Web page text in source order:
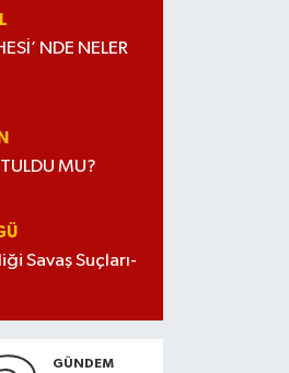
NDE NELER
MU?
Savaş Suçları-
GÜNDEM